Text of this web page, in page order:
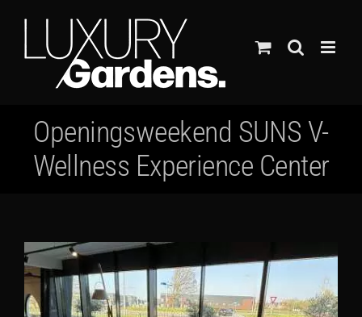
inhoud
Openingsweekend SUNS V-
Wellness Experience Center
Bekijk
grotere
afbeelding